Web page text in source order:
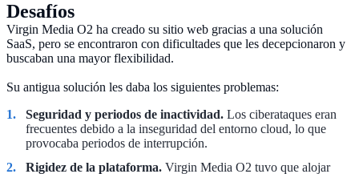
Desafíos
Virgin Media O2 ha creado su sitio web gracias a una solución
SaaS, pero se encontraron con dificultades que les decepcionaron y
buscaban una mayor flexibilidad.
Su antigua solución les daba los siguientes problemas:
Seguridad y periodos de inactividad. Los ciberataques eran
frecuentes debido a la inseguridad del entorno cloud, lo que
provocaba periodos de interrupción.
Rigidez de la plataforma. Virgin Media O2 tuvo que alojar